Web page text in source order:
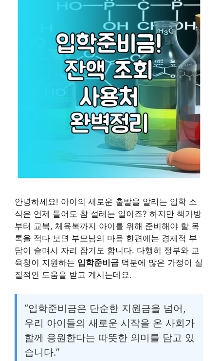
안녕하세요! 아이의 새로운 출발을 알리는 입학 소
식은 언제 들어도 참 설레는 일이죠? 하지만 책가방
부터 교복, 체육복까지 아이를 위해 준비해야 할 목
록을 적다 보면 부모님의 마음 한편에는 경제적 부
담이 슬며시 자리 잡기도 합니다. 다행히 정부와 교
육청이 지원하는 입학준비금 덕분에 많은 가정이 실
질적인 도움을 받고 계시는데요.
“입학준비금은 단순한 지원금을 넘어,
우리 아이들의 새로운 시작을 온 사회가
함께 응원한다는 따뜻한 의미를 담고 있
습니다.”